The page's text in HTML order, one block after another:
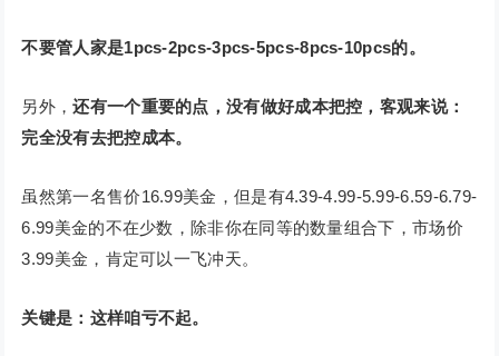
不要管人家是1pcs-2pcs-3pcs-5pcs-8pcs-10pcs的。
另外，还有一个重要的点，没有做好成本把控，客观来说：
完全没有去把控成本。
虽然第一名售价16.99美金，但是有4.39-4.99-5.99-6.59-6.79-
6.99美金的不在少数，除非你在同等的数量组合下，市场价
3.99美金，肯定可以一飞冲天。
关键是：这样咱亏不起。